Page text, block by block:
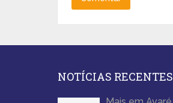
NOTÍCIAS RECENTES